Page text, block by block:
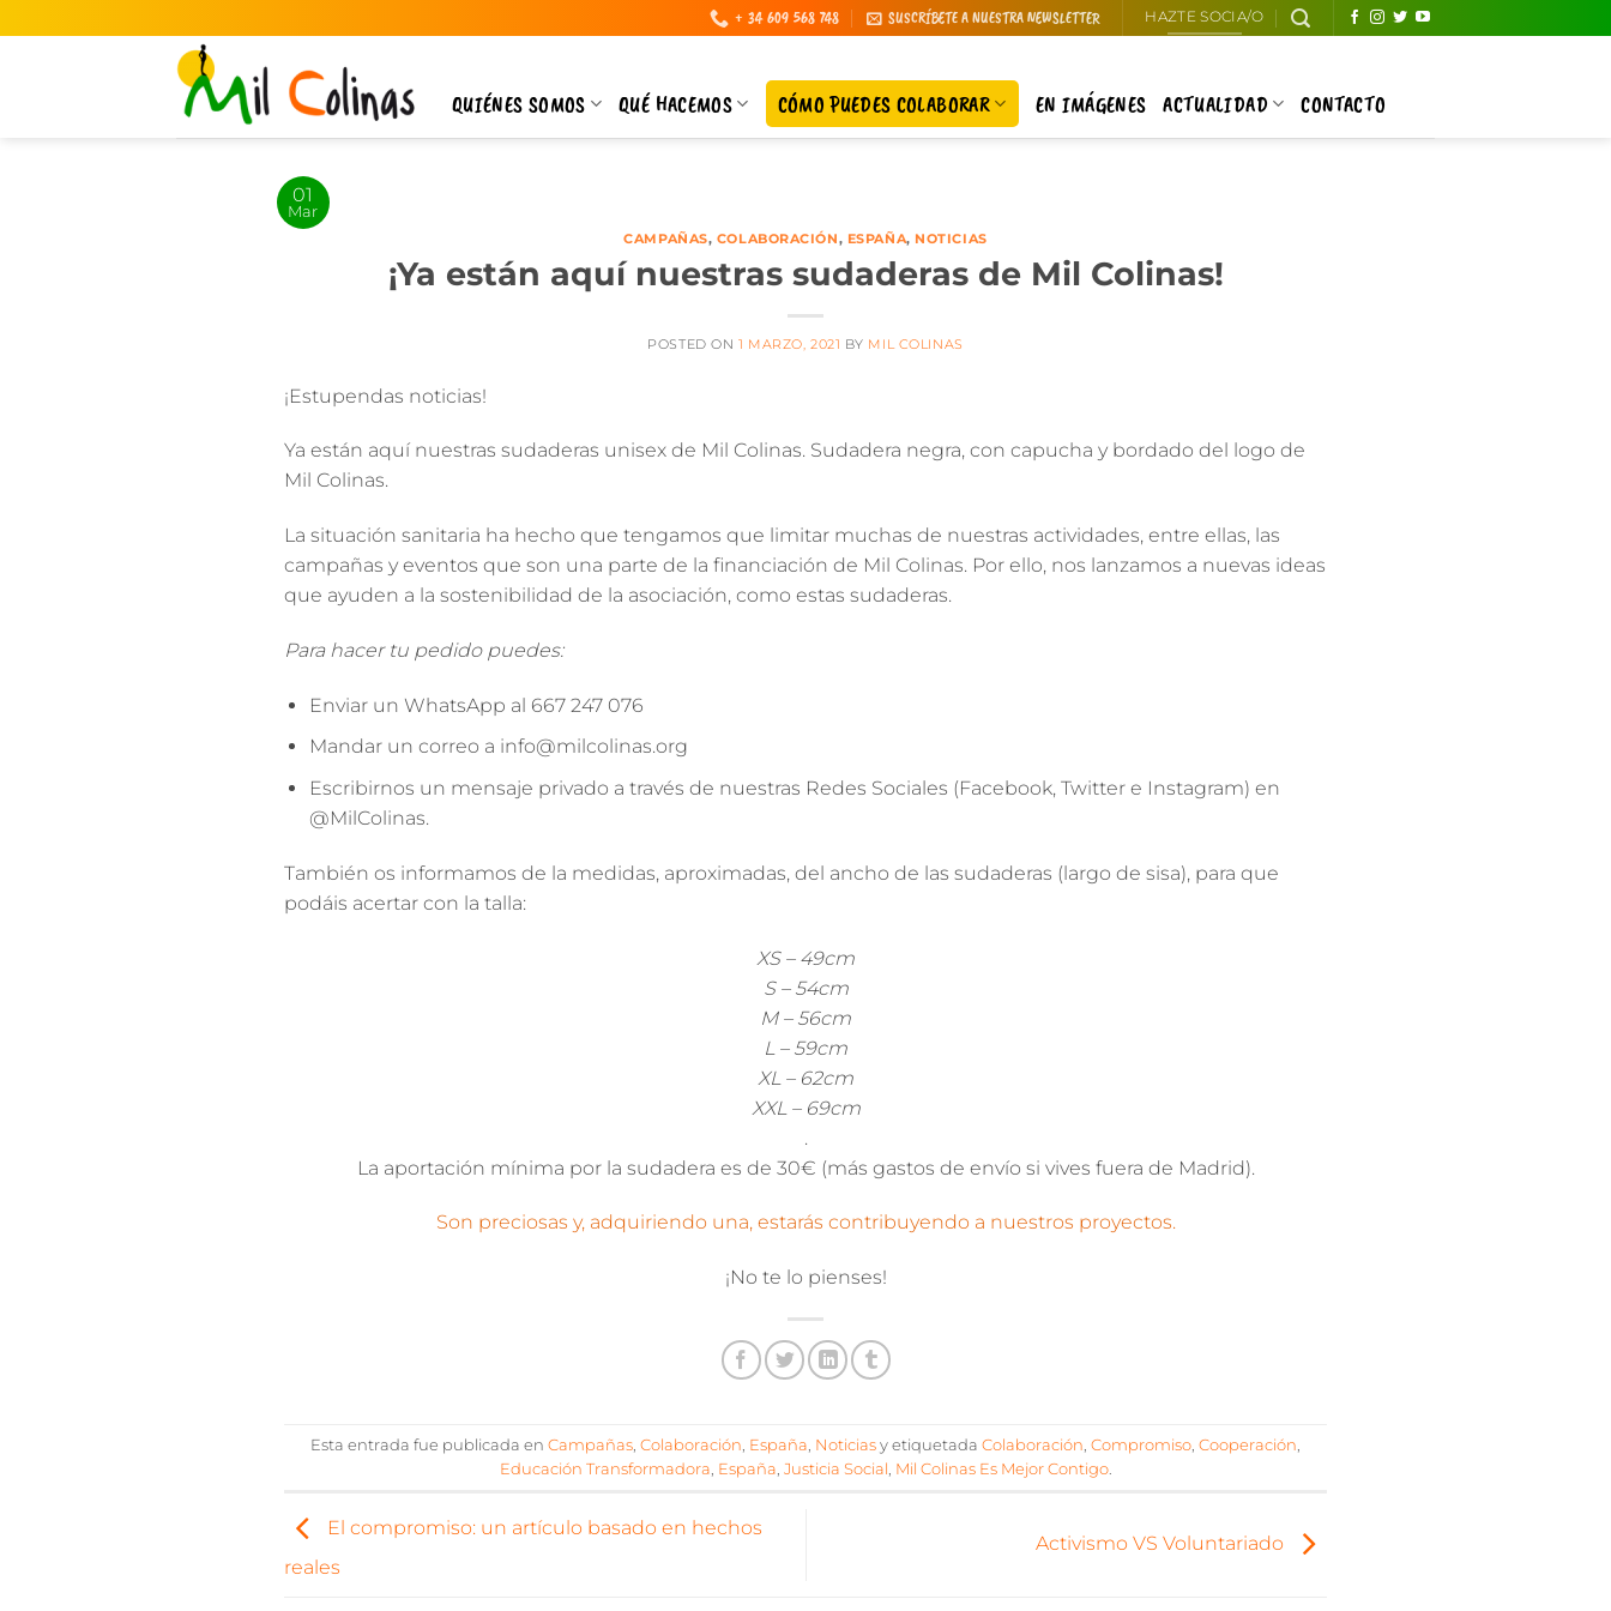
+ 34 609 568 748 SUSCRÍBETE A NUESTRA NEWSLETTER HAZTE SOCIA/O
QUIÉNES SOMOS QUÉ HACEMOS CÓMO PUEDES COLABORAR EN IMÁGENES ACTUALIDAD CONTACTO
01
Mar
CAMPAÑAS, COLABORACIÓN, ESPAÑA, NOTICIAS
¡Ya están aquí nuestras sudaderas de Mil Colinas!
POSTED ON 1 MARZO, 2021 BY MIL COLINAS
¡Estupendas noticias!
Ya están aquí nuestras sudaderas unisex de Mil Colinas. Sudadera negra, con capucha y bordado del logo de
Mil Colinas.
La situación sanitaria ha hecho que tengamos que limitar muchas de nuestras actividades, entre ellas, las
campañas y eventos que son una parte de la financiación de Mil Colinas. Por ello, nos lanzamos a nuevas ideas
que ayuden a la sostenibilidad de la asociación, como estas sudaderas.
Para hacer tu pedido puedes:
Enviar un WhatsApp al 667 247 076
Mandar un correo a info@milcolinas.org
Escribirnos un mensaje privado a través de nuestras Redes Sociales (Facebook, Twitter e Instagram) en
@MilColinas.
También os informamos de la medidas, aproximadas, del ancho de las sudaderas (largo de sisa), para que
podáis acertar con la talla:
XS – 49cm
S – 54cm
M – 56cm
L – 59cm
XL – 62cm
XXL – 69cm
.
La aportación mínima por la sudadera es de 30€ (más gastos de envío si vives fuera de Madrid).
Son preciosas y, adquiriendo una, estarás contribuyendo a nuestros proyectos.
¡No te lo pienses!
Esta entrada fue publicada en Campañas Colaboración España Noticias y etiquetada Colaboración Compromiso Cooperación
Educación Transformadora España Justicia Social Mil Colinas Es Mejor Contigo.
El compromiso: un artículo basado en hechos
reales
Activismo VS Voluntariado